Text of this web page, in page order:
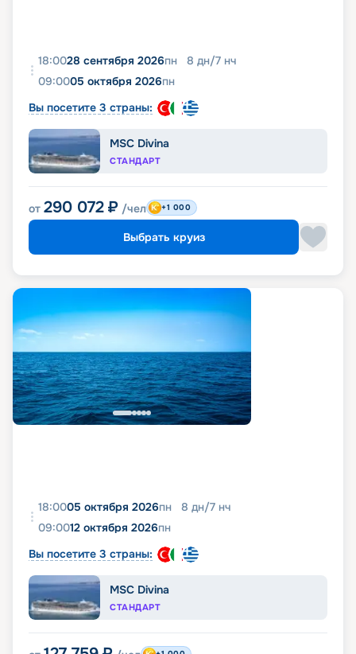
18:0028 сентября 2026пн 8 дн/7 нч
09:0005 октября 2026пн
Вы посетите 3 страны:
MSC Divina
СТАНДАРТ
от 290 072 ₽ /чел +1 000
Выбрать круиз
18:0005 октября 2026пн 8 дн/7 нч
09:0012 октября 2026пн
Вы посетите 3 страны:
MSC Divina
СТАНДАРТ